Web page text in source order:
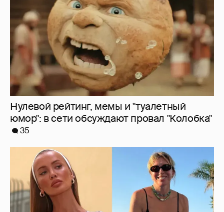
Где и как отдыхают Zivert, Валя Карнавал и
дочери миллиардеров